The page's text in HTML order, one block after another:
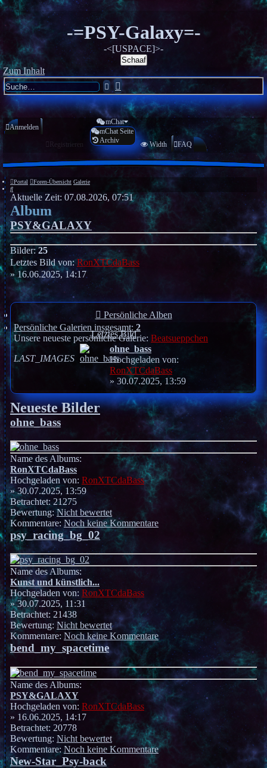
-=PSY-Galaxy=-
-<[USPACE]>-
Schaaf
Zum Inhalt
SucheErweiterte
Suche
Anmelden
Registrieren
mChat
mChat Seite
Archiv
Width FAQ
Portal Foren-Übersicht Galerie
Suche
Aktuelle Zeit: 07.08.2026, 07:51
Album
PSY&GALAXY
Bilder:25
Letztes Bild von:RonXTCdaBass
» 16.06.2025, 14:17
Persönliche Alben
Letztes Bild
Persönliche Galerien insgesamt: 2
Unsere neueste persönliche Galerie: Beatsueppchen
LAST_IMAGES
ohne_bass
Hochgeladen von:
RonXTCdaBass
» 30.07.2025, 13:59
Neueste Bilder
ohne_bass
Name des Albums:
RonXTCdaBass
Hochgeladen von: RonXTCdaBass
» 30.07.2025, 13:59
Betrachtet: 21275
Bewertung: Nicht bewertet
Kommentare: Noch keine Kommentare
psy_racing_bg_02
Name des Albums:
Kunst und künstlich...
Hochgeladen von: RonXTCdaBass
» 30.07.2025, 11:31
Betrachtet: 21438
Bewertung: Nicht bewertet
Kommentare: Noch keine Kommentare
bend_my_spacetime
Name des Albums:
PSY&GALAXY
Hochgeladen von: RonXTCdaBass
» 16.06.2025, 14:17
Betrachtet: 20778
Bewertung: Nicht bewertet
Kommentare: Noch keine Kommentare
New-Star_Psy-back